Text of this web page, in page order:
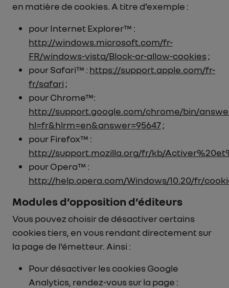
en matière de cookies. A titre d’exemple :
pour Internet Explorer™ :
http://windows.microsoft.com/fr-
FR/windows-vista/Block-or-allow-cookies;
pour Safari™ : https://support.apple.com/fr-
fr/safari ;
pour Chrome™:
http://support.google.com/chrome/bin/
hl=fr&hlrm=en&answer=95647;
pour Firefox™ :
http://support.mozilla.org/fr/kb/
pour Opera™ :
http://help.opera.com/Windows/10.20/fr/
Modules d’opposition d’éditeurs
Vous pouvez choisir de désactiver certains
cookies tiers, en vous rendant directement sur
la page de l’émetteur. Ainsi :
Pour désactiver les cookies Google
Analytics, rendez-vous sur la page :